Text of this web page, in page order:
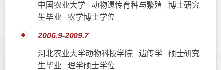
中国农业大学 动物遗传育种与繁殖 博士研究
生毕业 农学博士学位
2006.9-2009.7
河北农业大学动物科技学院 遗传学 硕士研究
生毕业 理学硕士学位